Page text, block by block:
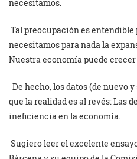
necesitamos.
Tal preocupación es
necesitamos para nada la
Nuestra economía puede
De hecho, los datos (de nuevo
que la realidad es al revés: Las
ineficiencia en la economía.
Sugiero leer el excelente